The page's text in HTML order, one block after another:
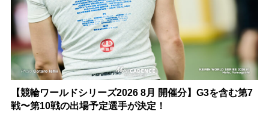
【競輪ワールドシリーズ2026 8月 開催分】G3を含む第7
戦〜第10戦の出場予定選手が決定！